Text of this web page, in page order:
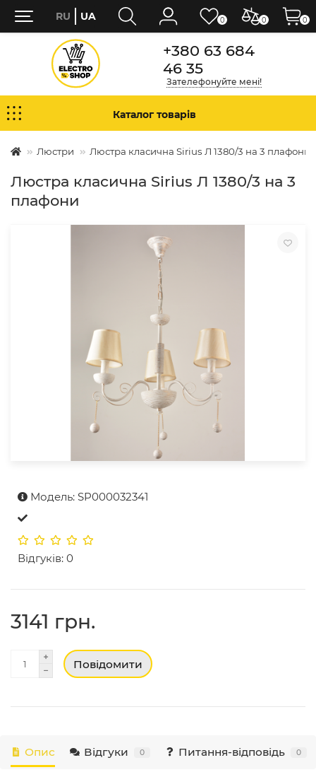
+380 63 684
46 35
Зателефонуйте мені!
Каталог товарів
Люстри Люстра класична Sirius Л 1380/3 на 3 плафони
Люстра класична Sirius Л 1380/3 на 3
плафони
Модель: SP000032341
Відгуків: 0
3141 грн.
Повідомити
Опис Відгуки 0 Питання-відповідь 0
0 0
RU UA 0